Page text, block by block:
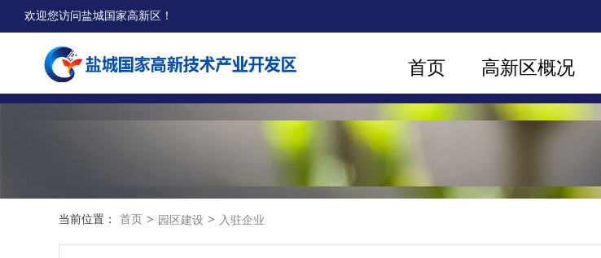
欢迎您访问盐城国家高新区！
首页 高新区概况
当前位置： 首页 > 园区建设 > 入驻企业